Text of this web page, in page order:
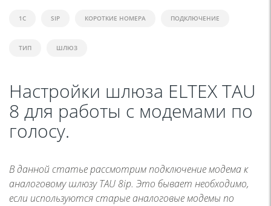
1C SIP КОРОТКИЕ НОМЕРА ПОДКЛЮЧЕНИЕ
ТИП ШЛЮЗ
Настройки шлюза ELTEX TAU
8 для работы с модемами по
голосу.
В данной статье рассмотрим подключение модема к
аналоговому шлюзу TAU 8ip. Это бывает необходимо,
если используются старые аналоговые модемы по